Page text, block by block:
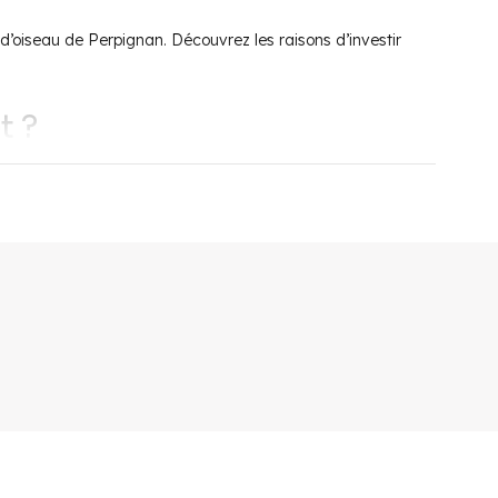
de Perpignan. Découvrez les raisons d’investir
?